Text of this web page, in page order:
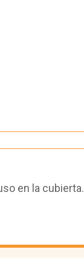
en la cubierta.